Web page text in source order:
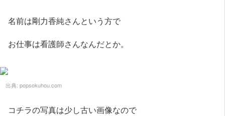
名前は剛力香純さんという方で
お仕事は看護師さんなんだとか。
出典: popsokuhou.com
コチラの写真は少し古い画像なので